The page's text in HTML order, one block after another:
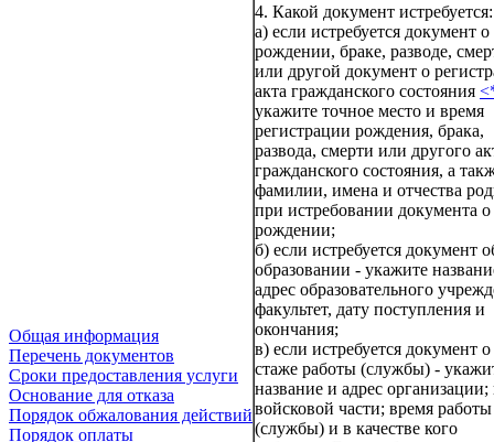
Общая информация
Перечень документов
Сроки предоставления услуги
Основание для отказа
Порядок обжалования действий
Порядок оплаты
4. Какой документ истребуется:
а) если истребуется документ о
рождении, браке, разводе,
или другой документ о
акта гражданского состояния
укажите точное место и время
регистрации рождения, брака,
развода, смерти или другого
гражданского состояния, а
фамилии, имена и отчества
при истребовании документа о
рождении;
б) если истребуется документ
образовании - укажите
адрес образовательного
факультет, дату поступления и
окончания;
в) если истребуется документ о
стаже работы (службы) -
название и адрес
войсковой части; время работы
(службы) и в качестве кого